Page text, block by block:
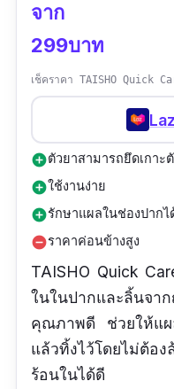
ราคาแพง
จาก
299บาท
เช็คราคา TAISHO Quick
add_circleตัวยาสามารถยึดเกาะ
add_circleใช้งานง่าย
add_circleรักษาแผลในช่องปากไ
remove_circleราคาค่อนข้างสูง
TAISHO Quick
ในในปากและลิ้น
คุณภาพดี ช่วยให้แผ
แล้วทิ้งไว้โดยไม่ต้อ
ร้อนในได้ดี